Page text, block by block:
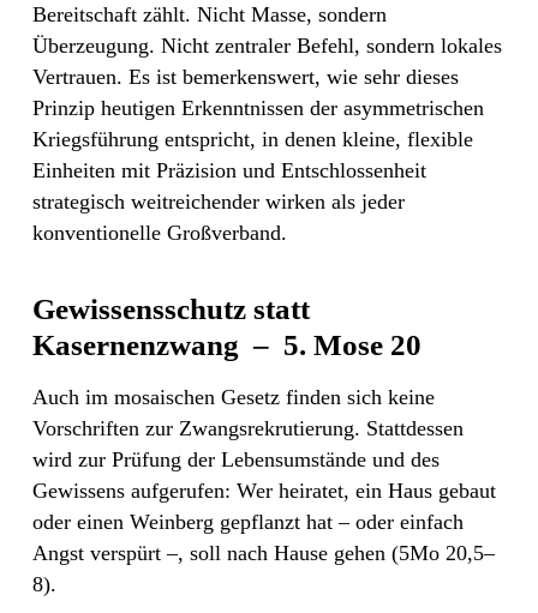
Bereitschaft zählt. Nicht Masse, sondern
Überzeugung. Nicht zentraler Befehl, sondern lokales
Vertrauen. Es ist bemerkenswert, wie sehr dieses
Prinzip heutigen Erkenntnissen der asymmetrischen
Kriegsführung entspricht, in denen kleine, flexible
Einheiten mit Präzision und Entschlossenheit
strategisch weitreichender wirken als jeder
konventionelle Großverband.
Gewissensschutz statt
Kasernenzwang – 5. Mose 20
Auch im mosaischen Gesetz finden sich keine
Vorschriften zur Zwangsrekrutierung. Stattdessen
wird zur Prüfung der Lebensumstände und des
Gewissens aufgerufen: Wer heiratet, ein Haus gebaut
oder einen Weinberg gepflanzt hat – oder einfach
Angst verspürt –, soll nach Hause gehen (5Mo 20,5–
8).